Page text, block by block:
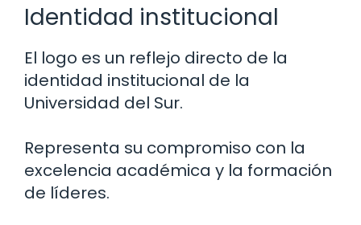
Identidad institucional
El logo es un reflejo directo de la
identidad institucional de la
Universidad del Sur.
Representa su compromiso con la
excelencia académica y la formación
de líderes.